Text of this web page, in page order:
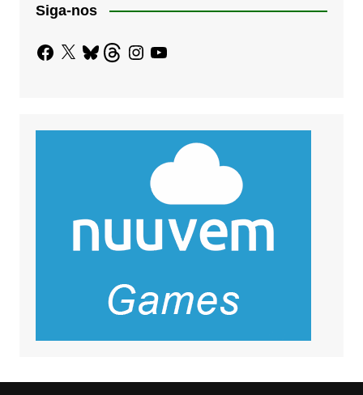
Siga-nos
Facebook
X BlueskyThreadsInstagram
YouTube